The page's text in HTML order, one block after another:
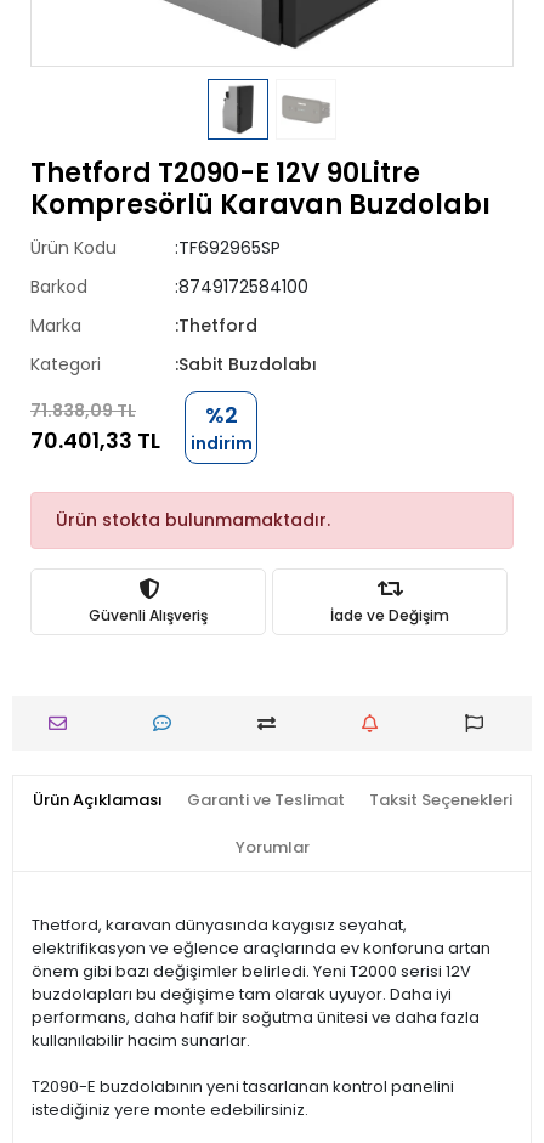
Thetford T2090-E 12V 90Litre
Kompresörlü Karavan Buzdolabı
Ürün Kodu
:TF692965SP
Barkod
:8749172584100
Marka
:Thetford
Kategori
:Sabit Buzdolabı
71.838,09 TL
70.401,33 TL
%2
indirim
Ürün stokta bulunmamaktadır.
Güvenli Alışveriş İade ve Değişim
Ürün Açıklaması Garanti ve Teslimat Taksit Seçenekleri
Yorumlar
Thetford, karavan dünyasında kaygısız seyahat,
elektrifikasyon ve eğlence araçlarında ev konforuna artan
önem gibi bazı değişimler belirledi. Yeni T2000 serisi 12V
buzdolapları bu değişime tam olarak uyuyor. Daha iyi
performans, daha hafif bir soğutma ünitesi ve daha fazla
kullanılabilir hacim sunarlar.
T2090-E buzdolabının yeni tasarlanan kontrol panelini
istediğiniz yere monte edebilirsiniz.